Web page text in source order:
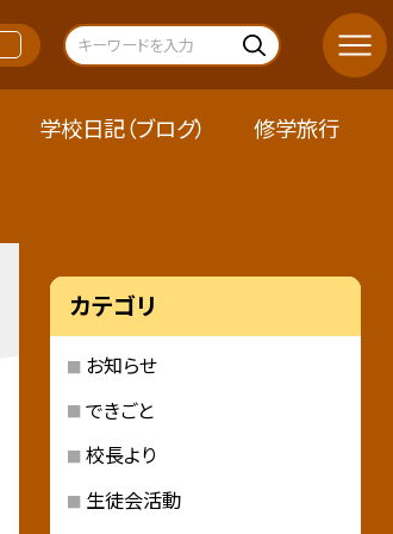
学校日記（ブログ） 修学旅行
カテゴリ
お知らせ
できごと
校長より
生徒会活動